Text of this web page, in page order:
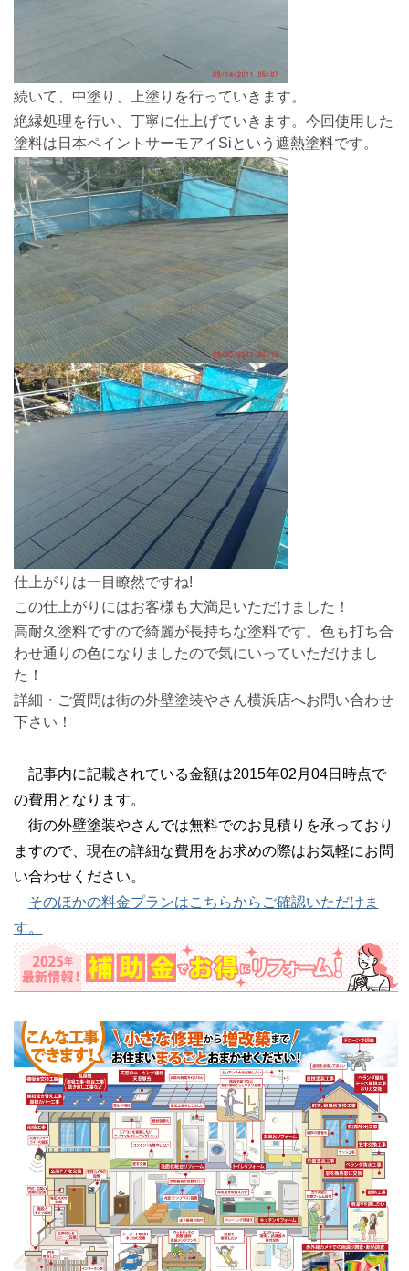
続いて、中塗り、上塗りを行っていきます。
絶縁処理を行い、丁寧に仕上げていきます。今回使用した
塗料は日本ペイントサーモアイSiという遮熱塗料です。
仕上がりは一目瞭然ですね!
この仕上がりにはお客様も大満足いただけました！
高耐久塗料ですので綺麗が長持ちな塗料です。色も打ち合
わせ通りの色になりましたので気にいっていただけまし
た！
詳細・ご質問は街の外壁塗装やさん横浜店へお問い合わせ
下さい！
記事内に記載されている金額は2015年02月04日時点で
の費用となります。
街の外壁塗装やさんでは無料でのお見積りを承っており
ますので、現在の詳細な費用をお求めの際はお気軽にお問
い合わせください。
そのほかの料金プランはこちらからご確認いただけま
す。